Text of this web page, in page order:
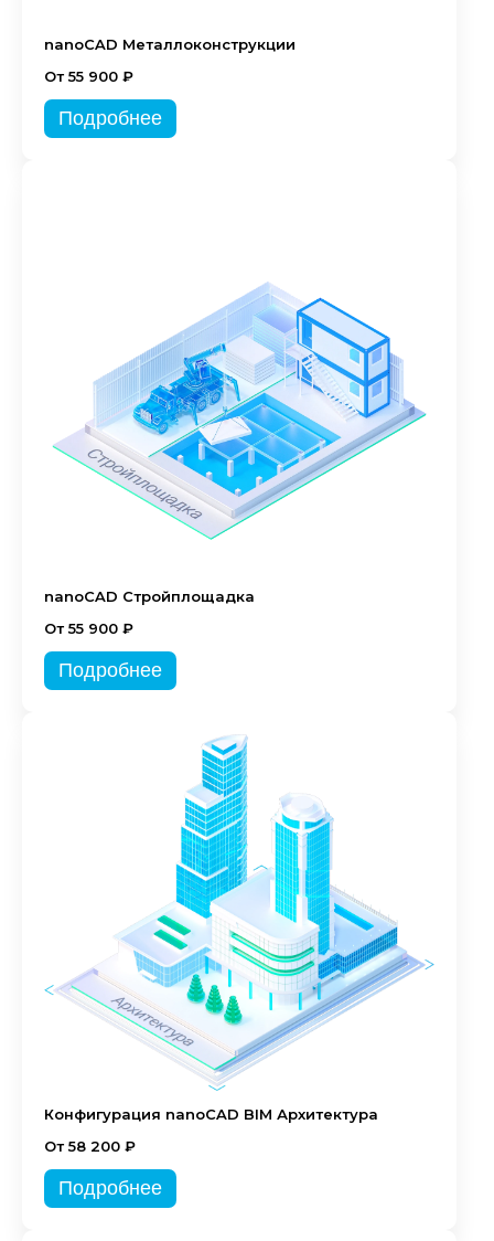
nanoCAD Металлоконструкции
От 55 900 ₽
Подробнее
nanoCAD Стройплощадка
От 55 900 ₽
Подробнее
Конфигурация nanoCAD BIM Архитектура
От 58 200 ₽
Подробнее